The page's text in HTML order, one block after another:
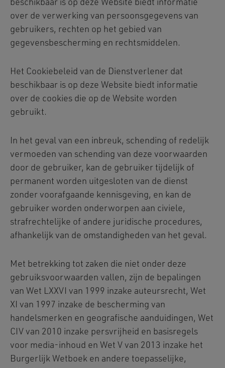
beschikbaar is op deze Website biedt informatie
over de verwerking van persoonsgegevens van
gebruikers, rechten op het gebied van
gegevensbescherming en rechtsmiddelen.
Het Cookiebeleid van de Dienstverlener dat
beschikbaar is op deze Website biedt informatie
over de cookies die op de Website worden
gebruikt.
In het geval van een inbreuk, schending of redelijk
vermoeden van schending van deze voorwaarden
door de gebruiker, kan de gebruiker tijdelijk of
permanent worden uitgesloten van de dienst
zonder voorafgaande kennisgeving, en kan de
gebruiker worden onderworpen aan civiele,
strafrechtelijke of andere juridische procedures,
afhankelijk van de omstandigheden van het geval.
Met betrekking tot zaken die niet onder deze
gebruiksvoorwaarden vallen, zijn de bepalingen
van Wet LXXVI van 1999 inzake auteursrecht, Wet
XI van 1997 inzake de bescherming van
handelsmerken en geografische aanduidingen, Wet
CIV van 2010 inzake persvrijheid en basisregels
voor media-inhoud en Wet V van 2013 inzake het
Burgerlijk Wetboek en andere toepasselijke,